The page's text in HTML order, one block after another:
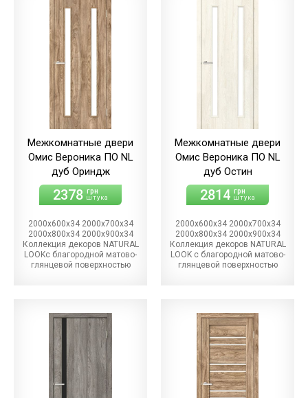
Межкомнатные двери
Омис Вероника ПО NL
дуб Ориндж
2378 грн
штука
2000х600х34 2000х700х34
2000х800х34 2000х900х34
Коллекция декоров NATURAL
LOOKс благородной матово-
глянцевой поверхностью
лаконичность. Различная
степень блеска придает
поверхности пленки NATURAL
LOOK естественный вид
натурального дерева и
визуальный эффект 3D.
Наносимый в процессе
облагораживания лак в
Межкомнатные двери
Омис Вероника ПО NL
дуб Остин
2814 грн
штука
2000х600х34 2000х700х34
2000х800х34 2000х900х34
Коллекция декоров NATURAL
LOOK с благородной матово-
глянцевой поверхностью
лаконичность. Различная
степень блеска придает
поверхности пленки NATURAL
LOOK естественный вид
натурального дерева и
визуальный эффект 3D.
Наносимый в процессе
облагораживания лак в